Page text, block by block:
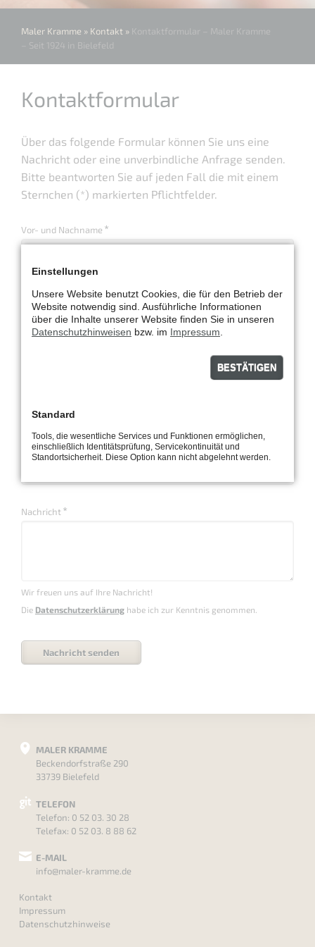
Maler Kramme » Kontakt» Kontaktformular – Maler Kramme
– Seit 1924 in Bielefeld
Kontaktformular
Über das folgende Formular können Sie uns eine
Nachricht oder eine unverbindliche Anfrage senden.
Bitte beantworten Sie auf jeden Fall die mit einem
Sternchen (*) markierten Pflichtfelder.
Pflichtfeld
Vor- und Nachname *
PLZ Ort
E-Mail
Pflichtfeld
Nachricht *
Wir freuen uns auf Ihre Nachricht!
Die Datenschutzerklärunghabe ich zur Kenntnis genommen.
Nachricht senden
MALER KRAMME
Beckendorfstraße 290
33739 Bielefeld
TELEFON
Telefon: 0 52 03. 30 28
Telefax: 0 52 03. 8 88 62
E-MAIL
info@maler-kramme.de
Kontakt
Impressum
Datenschutzhinweise
Einstellungen
Unsere Website benutzt Cookies, die für den Betrieb der
Website notwendig sind. Ausführliche Informationen
über die Inhalte unserer Website finden Sie in unseren
Datenschutzhinweisen bzw. im Impressum
BESTÄTIGEN
Standard
Tools, die wesentliche Services und Funktionen ermöglichen,
einschließlich Identitätsprüfung, Servicekontinuität und
Standortsicherheit. Diese Option kann nicht abgelehnt werden.